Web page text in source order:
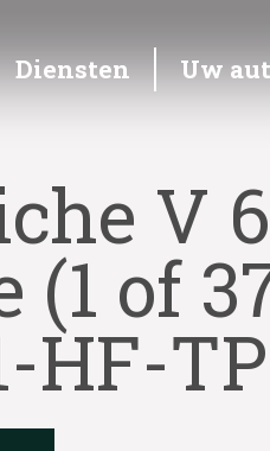
Diensten Uw
V
(1 of
HF-TP